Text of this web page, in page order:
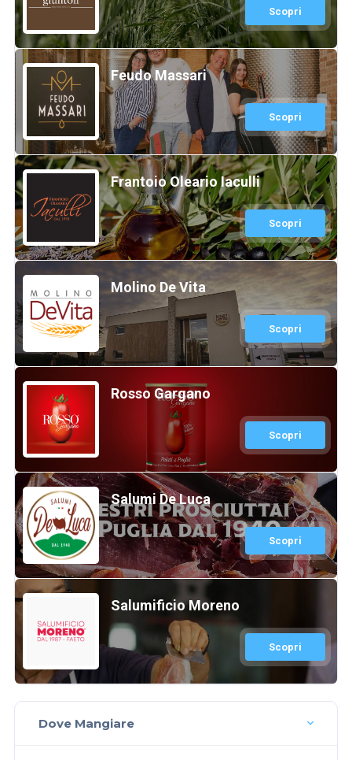
Scopri
Feudo Massari
Scopri
Frantoio Oleario Iaculli
Scopri
Molino De Vita
Scopri
Rosso Gargano
Scopri
Salumi De Luca
Scopri
Salumificio Moreno
Scopri
Dove Mangiare